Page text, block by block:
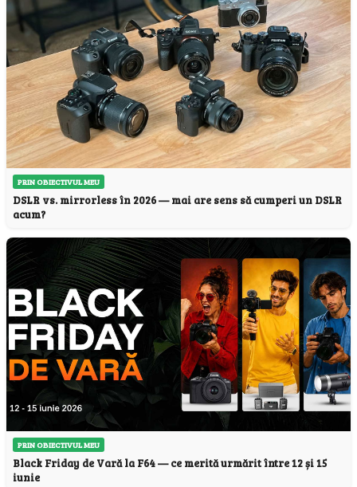
PRIN OBIECTIVUL MEU
DSLR vs. mirrorless în 2026 — mai are sens să cumperi un DSLR
acum?
PRIN OBIECTIVUL MEU
Black Friday de Vară la F64 — ce merită urmărit între 12 și 15
iunie